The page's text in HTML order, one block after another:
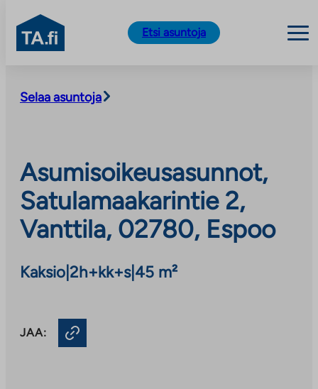
sisältöön
TA.fi
Etsi asuntoja
Selaa asuntoja
Asumisoikeusasunnot,
Satulamaakarintie 2,
Vanttila, 02780, Espoo
Kaksio 2h+kk+s| 45 m²
JAA: